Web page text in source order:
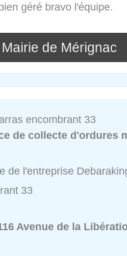
géré bravo l'équipe.
de Mérignac
encombrant 33
de collecte d'ordures
de l'entreprise
33
Avenue de la